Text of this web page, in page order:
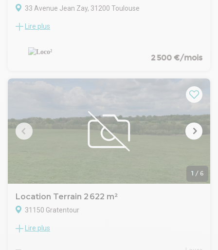
33 Avenue Jean Zay, 31200 Toulouse
Secteur Nord de Toulouse, idéalement situé, nous vous
environ donnant sur une route passante. Il s'agit d'un terrain
plat et clôturé de forme triangulaire.
- Possibilité de mettre un panneau d'affichage
accueil, 2 bureaux et 1 WC PMR
Lire plus
2 500 €/mois
1 / 6
Location Terrain 2 622 m²
31150 Gratentour
Le Cabinet Novilis Conseil vous propose à la vente un terrain
Lire plus